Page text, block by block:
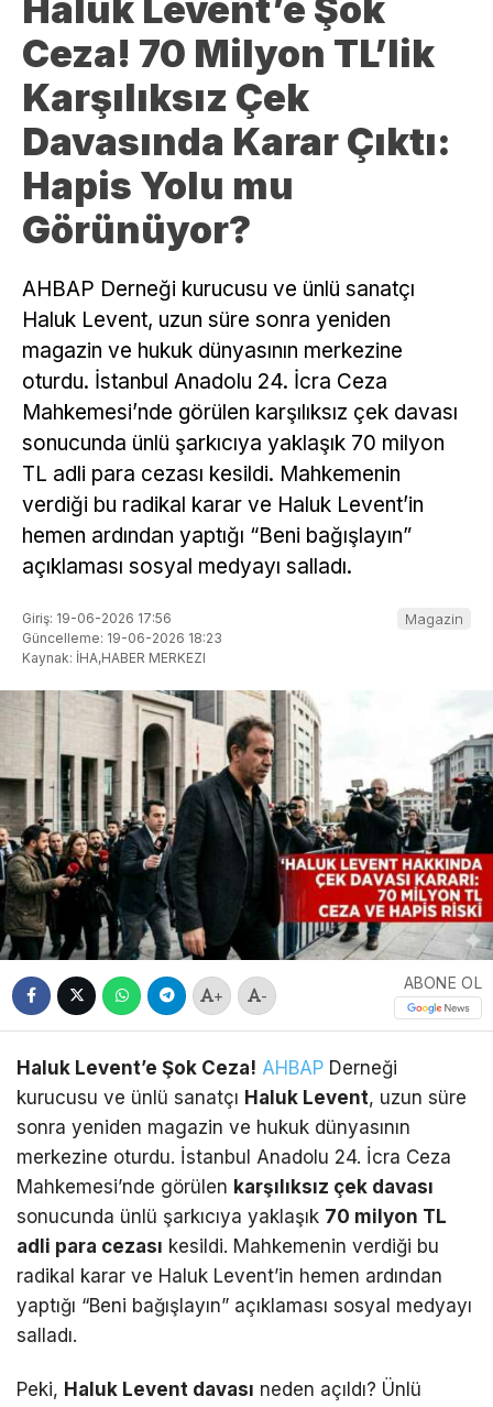
Haluk Levent’e Şok
Ceza! 70 Milyon TL’lik
Karşılıksız Çek
Davasında Karar Çıktı:
Hapis Yolu mu
Görünüyor?
AHBAP Derneği kurucusu ve ünlü sanatçı
Haluk Levent, uzun süre sonra yeniden
magazin ve hukuk dünyasının merkezine
oturdu. İstanbul Anadolu 24. İcra Ceza
Mahkemesi’nde görülen karşılıksız çek davası
sonucunda ünlü şarkıcıya yaklaşık 70 milyon
TL adli para cezası kesildi. Mahkemenin
verdiği bu radikal karar ve Haluk Levent’in
hemen ardından yaptığı “Beni bağışlayın”
açıklaması sosyal medyayı salladı.
Giriş: 19-06-2026 17:56
Güncelleme: 19-06-2026 18:23
Kaynak: İHA,HABER MERKEZI
Magazin
+ -
ABONE OL
Haluk Levent’e Şok Ceza! AHBAP Derneği
kurucusu ve ünlü sanatçı Haluk Levent, uzun süre
sonra yeniden magazin ve hukuk dünyasının
merkezine oturdu. İstanbul Anadolu 24. İcra Ceza
Mahkemesi’nde görülen karşılıksız çek davası
sonucunda ünlü şarkıcıya yaklaşık 70 milyon TL
adli para cezası kesildi. Mahkemenin verdiği bu
radikal karar ve Haluk Levent’in hemen ardından
yaptığı “Beni bağışlayın” açıklaması sosyal medyayı
salladı.
Peki, Haluk Levent davası neden açıldı? Ünlü